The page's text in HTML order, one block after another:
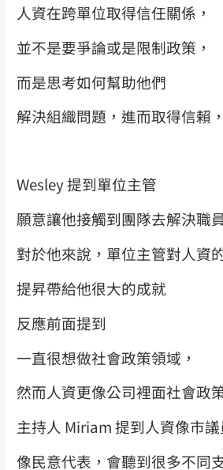
人資在跨單位取得信任關係，
並不是要爭論或是限制政策，
而是思考如何幫助他們
解決組織問題，進而取得信賴，
Wesley 提到單位主管
願意讓他接觸到團隊去解決職
對於他來說，單位主管對人資
提昇帶給他很大的成就
反應前面提到
一直很想做社會政策領域，
然而人資更像公司裡面社會政
主持人 Miriam 提到人資像市議
像民意代表，會聽到很多不同